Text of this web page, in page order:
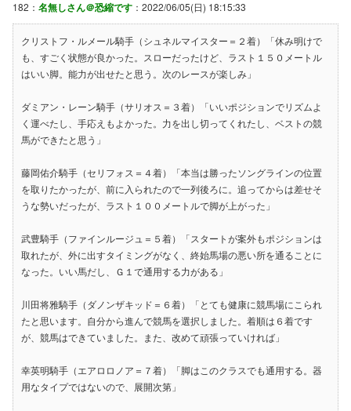
182： 名無しさん＠恐縮です ：2022/06/05(日) 18:15:33
クリストフ・ルメール騎手（シュネルマイスター＝２着）「休み明けで
も、すごく状態が良かった。スローだったけど、ラスト１５０メートル
はいい脚。能力が出せたと思う。次のレースが楽しみ」
ダミアン・レーン騎手（サリオス＝３着）「いいポジションでリズムよ
く運べたし、手応えもよかった。力を出し切ってくれたし、ベストの競
馬ができたと思う」
藤岡佑介騎手（セリフォス＝４着）「本当は勝ったソングラインの位置
を取りたかったが、前に入られたので一列後ろに。追ってからは差せそ
うな勢いだったが、ラスト１００メートルで脚が上がった」
武豊騎手（ファインルージュ＝５着）「スタートが案外もポジションは
取れたが、外に出すタイミングがなく、終始馬場の悪い所を通ることに
なった。いい馬だし、Ｇ１で通用する力がある」
川田将雅騎手（ダノンザキッド＝６着）「とても健康に競馬場にこられ
たと思います。自分から進んで競馬を選択しました。着順は６着です
が、競馬はできていました。また、改めて頑張っていければ」
幸英明騎手（エアロロノア＝７着）「脚はこのクラスでも通用する。器
用なタイプではないので、展開次第」